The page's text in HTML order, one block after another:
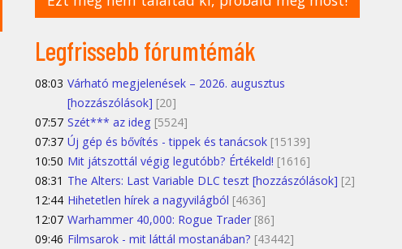
Legfrissebb fórumtémák
08:03 Várható megjelenések – 2026. augusztus
[hozzászólások] [20]
07:57 Szét*** az ideg [5524]
07:37 Új gép és bővítés - tippek és tanácsok [15139]
10:50 Mit játszottál végig legutóbb? Értékeld! [1616]
08:31 The Alters: Last Variable DLC teszt [hozzászólások] [2]
12:44 Hihetetlen hírek a nagyvilágból [4636]
12:07 Warhammer 40,000: Rogue Trader [86]
09:46 Filmsarok - mit láttál mostanában? [43442]